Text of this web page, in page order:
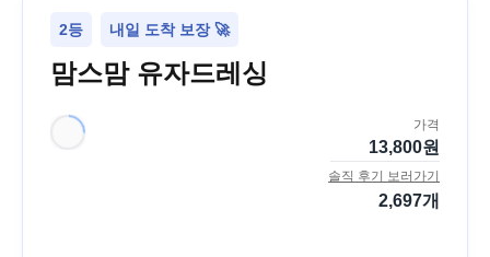
2등 내일 도착 보장 🚀
맘스맘 유자드레싱
가격
13,800원
솔직 후기 보러가기
2,697개